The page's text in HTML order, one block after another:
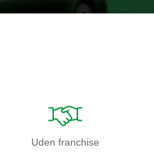
Uden franchise